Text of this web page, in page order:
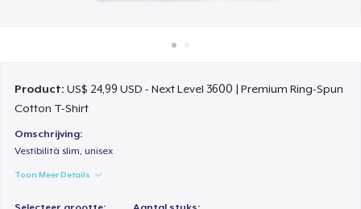
Product:US$ 24,99 USD - Next Level 3600 | Premium Ring-Spun
Cotton T-Shirt
Omschrijving:
Vestibilità slim, unisex
Toon Meer Details